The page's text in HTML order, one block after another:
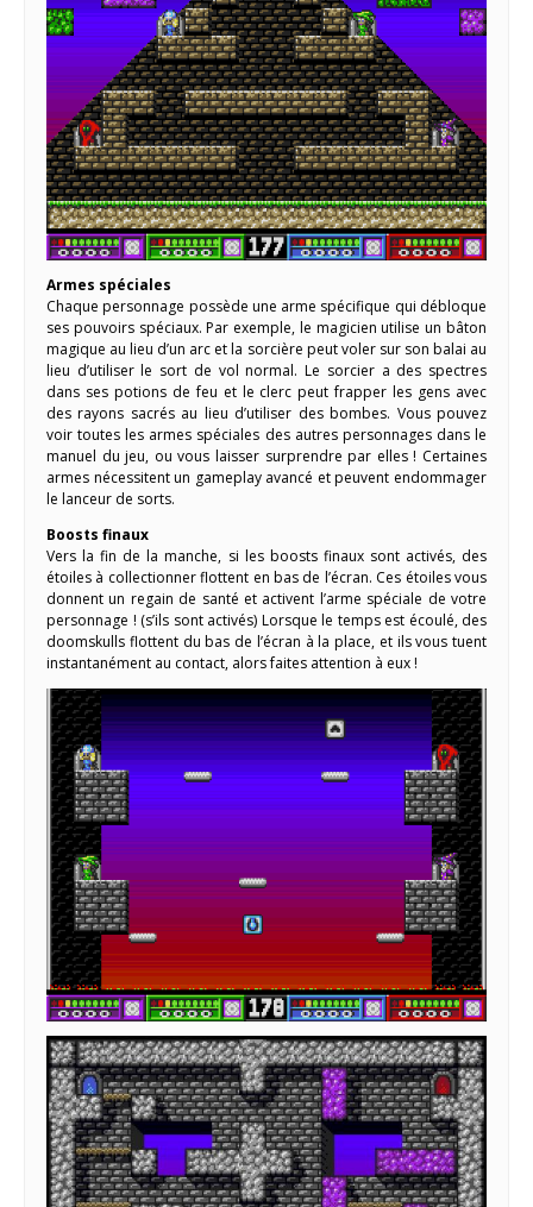
Armes spéciales
Chaque personnage possède une arme spécifique qui débloque
ses pouvoirs spéciaux. Par exemple, le magicien utilise un bâton
magique au lieu d’un arc et la sorcière peut voler sur son balai au
lieu d’utiliser le sort de vol normal. Le sorcier a des spectres
dans ses potions de feu et le clerc peut frapper les gens avec
des rayons sacrés au lieu d’utiliser des bombes. Vous pouvez
voir toutes les armes spéciales des autres personnages dans le
manuel du jeu, ou vous laisser surprendre par elles ! Certaines
armes nécessitent un gameplay avancé et peuvent endommager
le lanceur de sorts.
Boosts finaux
Vers la fin de la manche, si les boosts finaux sont activés, des
étoiles à collectionner flottent en bas de l’écran. Ces étoiles vous
donnent un regain de santé et activent l’arme spéciale de votre
personnage ! (s’ils sont activés) Lorsque le temps est écoulé, des
doomskulls flottent du bas de l’écran à la place, et ils vous tuent
instantanément au contact, alors faites attention à eux !